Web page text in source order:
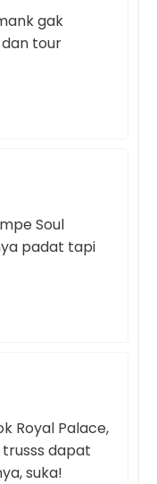
gak
tour
Soul
padat tapi
Royal Palace,
dapat
suka!